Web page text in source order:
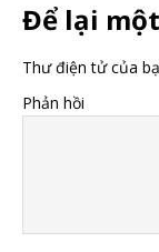
Để lại
Thư điện tử của
Phản hồi